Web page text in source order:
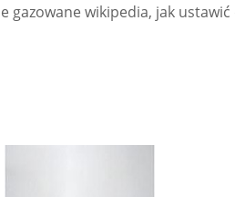
gazowane wikipedia, jak ustawić